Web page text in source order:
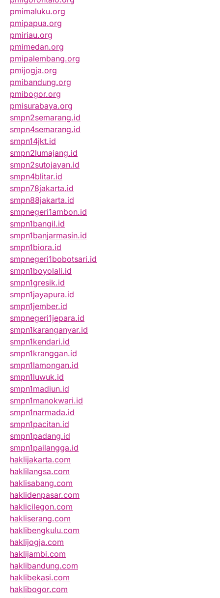
pmimaluku.org
pmipapua.org
pmiriau.org
pmimedan.org
pmipalembang.org
pmijogja.org
pmibandung.org
pmibogor.org
pmisurabaya.org
smpn2semarang.id
smpn4semarang.id
smpn14jkt.id
smpn2lumajang.id
smpn2sutojayan.id
smpn4blitar.id
smpn78jakarta.id
smpn88jakarta.id
smpnegeri1ambon.id
smpn1bangil.id
smpn1banjarmasin.id
smpn1biora.id
smpnegeri1bobotsari.id
smpn1boyolali.id
smpn1gresik.id
smpn1jayapura.id
smpn1jember.id
smpnegeri1jepara.id
smpn1karanganyar.id
smpn1kendari.id
smpn1kranggan.id
smpn1lamongan.id
smpn1luwuk.id
smpn1madiun.id
smpn1manokwari.id
smpn1narmada.id
smpn1pacitan.id
smpn1padang.id
smpn1pailangga.id
haklijakarta.com
haklilangsa.com
haklisabang.com
haklidenpasar.com
haklicilegon.com
hakliserang.com
haklibengkulu.com
haklijogja.com
haklijambi.com
haklibandung.com
haklibekasi.com
haklibogor.com